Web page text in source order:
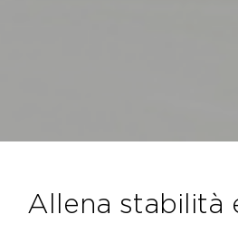
allena